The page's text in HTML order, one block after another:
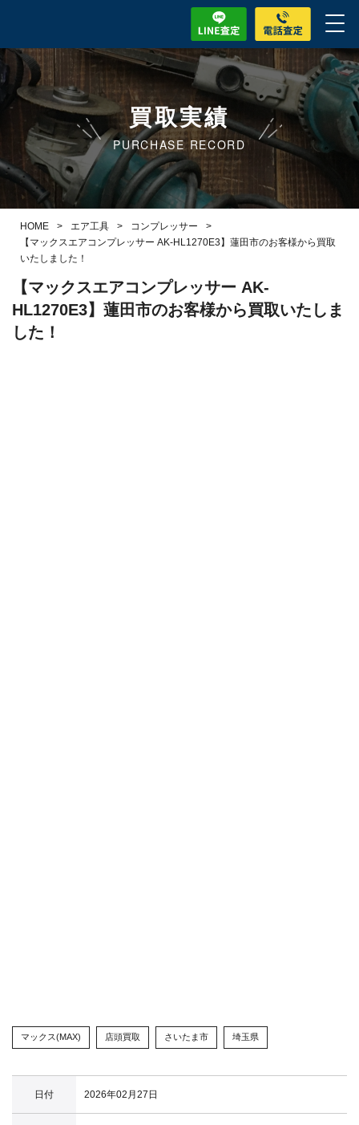
買取実績
PURCHASE RECORD
HOME > エア工具 > コンプレッサー
>
【マックスエアコンプレッサー AK-HL1270E3】蓮田市のお客様から買取
いたしました！
【マックスエアコンプレッサー AK-
HL1270E3】蓮田市のお客様から買取いたしま
した！
マックス(MAX) 店頭買取 さいたま市 埼玉県
日付 2026年02月27日